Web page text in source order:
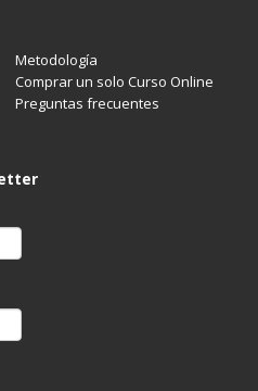
Metodología
Comprar un solo Curso Online
Preguntas frecuentes